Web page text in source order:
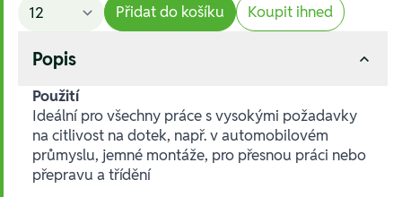
Přidat do košíku Koupit ihned
Popis
Použití
Ideální pro všechny práce s vysokými požadavky
na citlivost na dotek, např. v automobilovém
průmyslu, jemné montáže, pro přesnou práci nebo
přepravu a třídění